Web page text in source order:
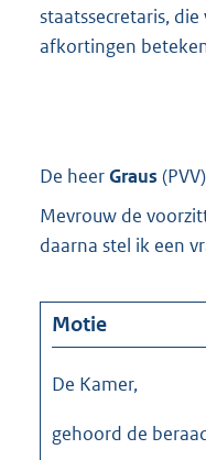
staatssecretaris,
afkortingen
De heerGraus (PVV
Mevrouw de
daarna stel ik een
Motie
De Kamer,
gehoord de